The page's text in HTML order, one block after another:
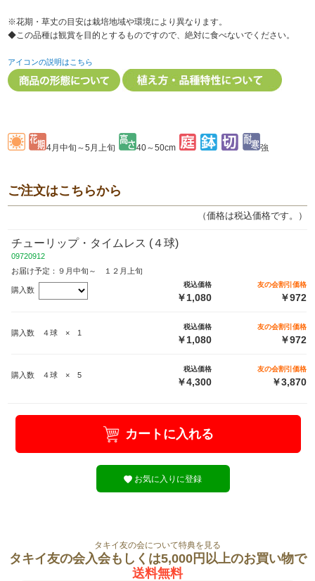
※花期・草丈の目安は栽培地域や環境により異なります。
◆この品種は観賞を目的とするものですので、絶対に食べないでください。
アイコンの説明はこちら
4月中旬～5月上旬 40～50cm 強
ご注文はこちらから
（価格は税込価格です。）
チューリップ・タイムレス (４球)
09720912
お届け予定：９月中旬～ １２月上旬
購入数
税込価格
￥1,080
友の会割引価格
￥972
購入数 ４球 × 1
税込価格
￥1,080
友の会割引価格
￥972
購入数 ４球 × 5
税込価格
￥4,300
友の会割引価格
￥3,870
カートに入れる
お気に入りに登録
タキイ友の会について特典を見る
タキイ友の会入会もしくは5,000円以上のお買い物で
送料無料